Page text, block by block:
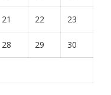
21 22 23
28 29 30